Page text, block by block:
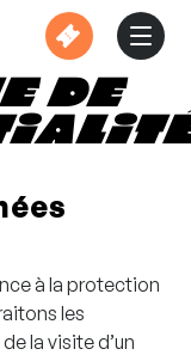
de
à la protection
les
la visite d’un